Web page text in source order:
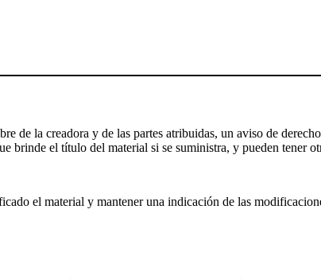
de la creadora y de las partes atribuidas, un aviso de
brinde el título del material si se suministra, y pueden tener
el material y mantener una indicación de las